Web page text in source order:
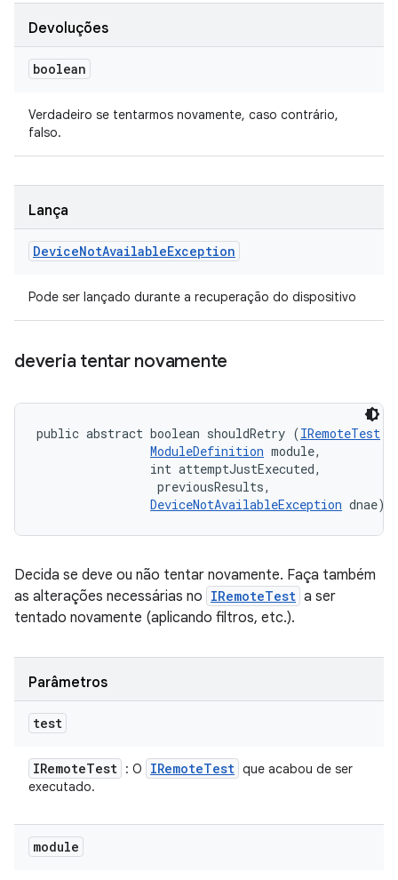
Devoluções
boolean
Verdadeiro se tentarmos novamente, caso contrário,
falso.
Lança
DeviceNotAvailableException
Pode ser lançado durante a recuperação do dispositivo
deveria tentar novamente
public abstract boolean shouldRetry (IRemoteTest
ModuleDefinition module,
                int attemptJustExecuted,
previousResults,
DeviceNotAvailableException dnae)
Decida se deve ou não tentar novamente. Faça também
as alterações necessárias no IRemoteTest a ser
tentado novamente (aplicando filtros, etc.).
Parâmetros
test
IRemoteTest : O IRemoteTest que acabou de ser
executado.
module